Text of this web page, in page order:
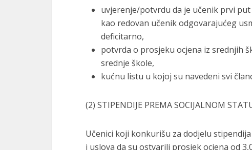
uvjerenje/potvrdu da je učenik prvi
kao redovan učenik odgovarajućeg
deficitarno,
potvrda o prosjeku ocjena iz srednjih
srednje škole,
kućnu listu u kojoj su navedeni svi
(2) STIPENDIJE PREMA SOCIJALNOM
Učenici koji konkurišu za dodjelu
i uslova da su ostvarili prosjek ocjena od